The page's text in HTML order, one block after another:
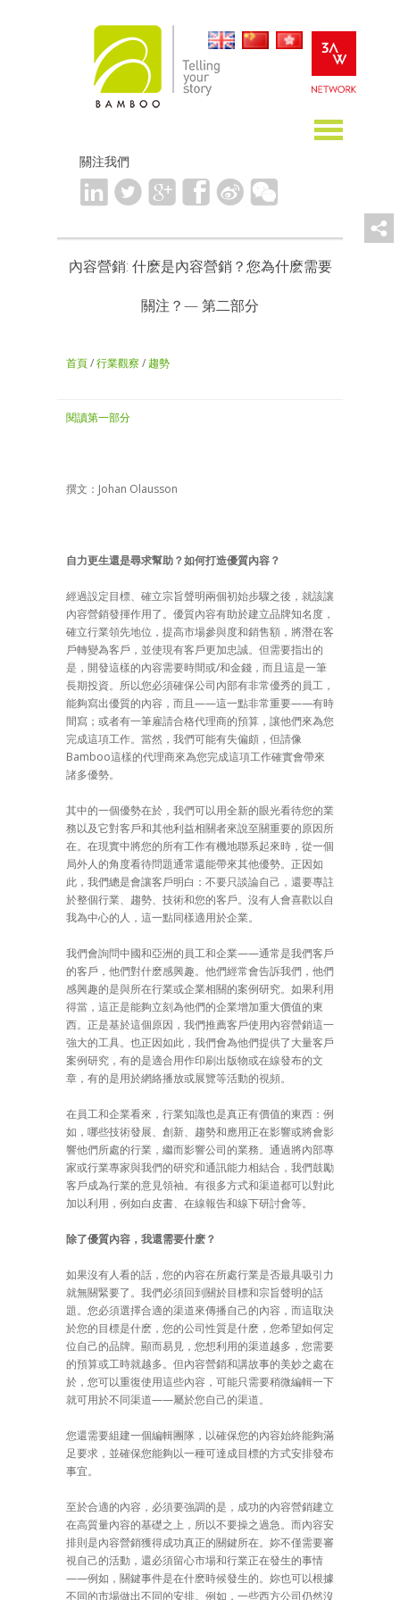
關注我們
內容營銷: 什麽是內容營銷？您為什麽需要
關注？— 第二部分
首頁/行業觀察 / 趨勢
閱讀第一部分
撰文：Johan Olausson
自力更生還是尋求幫助？如何打造優質內容？
經過設定目標、確立宗旨聲明兩個初始步驟之後，就該讓
內容營銷發揮作用了。優質內容有助於建立品牌知名度，
確立行業領先地位，提高市場參與度和銷售額，將潛在客
戶轉變為客戶，並使現有客戶更加忠誠。但需要指出的
是，開發這樣的內容需要時間或/和金錢，而且這是一筆
長期投資。所以您必須確保公司內部有非常優秀的員工，
能夠寫出優質的內容，而且——這一點非常重要——有時
間寫；或者有一筆雇請合格代理商的預算，讓他們來為您
完成這項工作。當然，我們可能有失偏頗，但請像
Bamboo這樣的代理商來為您完成這項工作確實會帶來
諸多優勢。
其中的一個優勢在於，我們可以用全新的眼光看待您的業
務以及它對客戶和其他利益相關者來說至關重要的原因所
在。在現實中將您的所有工作有機地聯系起來時，從一個
局外人的角度看待問題通常還能帶來其他優勢。正因如
此，我們總是會讓客戶明白：不要只談論自己，還要專註
於整個行業、趨勢、技術和您的客戶。沒有人會喜歡以自
我為中心的人，這一點同樣適用於企業。
我們會詢問中國和亞洲的員工和企業——通常是我們客戶
的客戶，他們對什麽感興趣。他們經常會告訴我們，他們
感興趣的是與所在行業或企業相關的案例研究。如果利用
得當，這正是能夠立刻為他們的企業增加重大價值的東
西。正是基於這個原因，我們推薦客戶使用內容營銷這一
強大的工具。也正因如此，我們會為他們提供了大量客戶
案例研究，有的是適合用作印刷出版物或在線發布的文
章，有的是用於網絡播放或展覽等活動的視頻。
在員工和企業看來，行業知識也是真正有價值的東西：例
如，哪些技術發展、創新、趨勢和應用正在影響或將會影
響他們所處的行業，繼而影響公司的業務。通過將內部專
家或行業專家與我們的研究和通訊能力相結合，我們鼓勵
客戶成為行業的意見領袖。有很多方式和渠道都可以對此
加以利用，例如白皮書、在線報告和線下研討會等。
除了優質內容，我還需要什麽？
如果沒有人看的話，您的內容在所處行業是否最具吸引力
就無關緊要了。我們必須回到關於目標和宗旨聲明的話
題。您必須選擇合適的渠道來傳播自己的內容，而這取決
於您的目標是什麽，您的公司性質是什麽，您希望如何定
位自己的品牌。顯而易見，您想利用的渠道越多，您需要
的預算或工時就越多。但內容營銷和講故事的美妙之處在
於，您可以重復使用這些內容，可能只需要稍微編輯一下
就可用於不同渠道——屬於您自己的渠道。
您還需要組建一個編輯團隊，以確保您的內容始終能夠滿
足要求，並確保您能夠以一種可達成目標的方式安排發布
事宜。
至於合適的內容，必須要強調的是，成功的內容營銷建立
在高質量內容的基礎之上，所以不要操之過急。而內容安
排則是內容營銷獲得成功真正的關鍵所在。妳不僅需要審
視自己的活動，還必須留心市場和行業正在發生的事情
——例如，關鍵事件是在什麽時候發生的。妳也可以根據
不同的市場做出不同的安排。例如，一些西方公司仍然沒